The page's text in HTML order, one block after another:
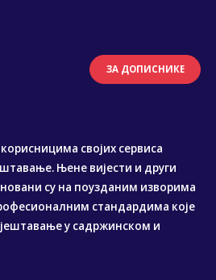
ЗА ДОПИСНИКЕ
својих сервиса
Њене вијести и други
су на поузданим изворима
стандардима које
у садржинском и